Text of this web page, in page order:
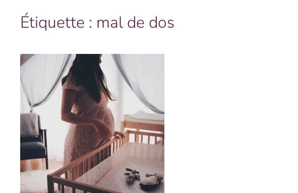
Étiquette : mal de dos